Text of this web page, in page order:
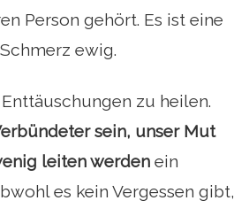
Person gehört. Es ist eine
ewig.
zu heilen.
sein, unser Mut
leiten werden ein
es kein Vergessen gibt,